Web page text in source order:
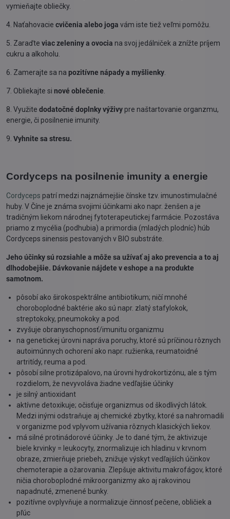
vymieňajte obliečky.
4. Naťahovacie cvičenia alebo joga vám iste tiež veľmi pomôžu.
5. Zaraďte viac zeleniny a ovocia na svoj jedálniček a znížte príjem
cukru a alkoholu.
6. Zamerajte sa na pozitívne nápady a myšlienky
7. Obliekajte si nové oblečenie
8. Využite dodatočné doplnky výživy pre naštartovanie organzmu,
energie, či posilnenie imunity.
9. Vyhnite sa stresu.
Cordyceps na posilnenie imunity a energie
Cordyceps patrí medzi najznámejšie čínske tzv. imunostimulačné
huby. V Číne je známa svojimi účinkami ako napr. ženšen a je
tradičným liekom národnej fytoterapeutickej farmácie. Pozostáva
priamo z mycélia (podhubia) a primordia (mladých plodníc) húb
Cordyceps sinensis pestovaných v BIO substráte.
Jeho účinky sú rozsiahle a môže sa užívať aj ako prevencia a to aj
dlhodobejšie. Dávkovanie nájdete v eshope a na produkte
samotnom.
pôsobí ako širokospektrálne antibiotikum; ničí mnohé
choroboplodné baktérie ako sú napr. zlatý stafylokok,
streptokoky, pneumokoky a pod.
zvyšuje obranyschopnosť/imunitu organizmu
na genetickej úrovni napráva poruchy, ktoré sú príčinou rôznych
autoimúnnych ochorení ako napr. ružienka, reumatoidné
artritídy, reuma a pod.
pôsobí silne protizápalovo, na úrovni hydrokortizónu, ale s tým
rozdielom, že nevyvoláva žiadne vedľajšie účinky
je silný antioxidant
aktívne detoxikuje; očisťuje organizmus od škodlivých látok.
Medzi inými odstraňuje aj chemické zbytky, ktoré sa nahromadili
v organizme pod vplyvom užívania rôznych klasických liekov.
má silné protinádorové účinky. Je to dané tým, že aktivizuje
biele krvinky = leukocyty, znormalizuje ich hladinu v krvnom
obraze, zmierňuje priebeh, znižuje výskyt vedľajších účinkov
chemoterapie a ožarovania. Zlepšuje aktivitu makrofágov, ktoré
ničia choroboplodné mikroorganizmy ako aj rakovinou
napadnuté, zmenené bunky.
pozitívne ovplyvňuje a normalizuje činnosť pečene, obličiek a
pľúc